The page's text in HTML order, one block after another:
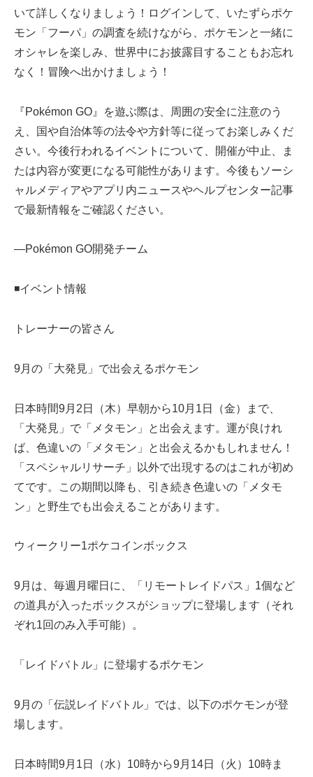
いて詳しくなりましょう！ログインして、いたずらポケ
モン「フーパ」の調査を続けながら、ポケモンと一緒に
オシャレを楽しみ、世界中にお披露目することもお忘れ
なく！冒険へ出かけましょう！
『Pokémon GO』を遊ぶ際は、周囲の安全に注意のう
え、国や自治体等の法令や方針等に従ってお楽しみくだ
さい。今後行われるイベントについて、開催が中止、ま
たは内容が変更になる可能性があります。今後もソーシ
ャルメディアやアプリ内ニュースやヘルプセンター記事
で最新情報をご確認ください。
—Pokémon GO開発チーム
◾️イベント情報
トレーナーの皆さん
9月の「大発見」で出会えるポケモン
日本時間9月2日（木）早朝から10月1日（金）まで、
「大発見」で「メタモン」と出会えます。運が良けれ
ば、色違いの「メタモン」と出会えるかもしれません！
「スペシャルリサーチ」以外で出現するのはこれが初め
てです。この期間以降も、引き続き色違いの「メタモ
ン」と野生でも出会えることがあります。
ウィークリー1ポケコインボックス
9月は、毎週月曜日に、「リモートレイドパス」1個など
の道具が入ったボックスがショップに登場します（それ
ぞれ1回のみ入手可能）。
「レイドバトル」に登場するポケモン
9月の「伝説レイドバトル」では、以下のポケモンが登
場します。
日本時間9月1日（水）10時から9月14日（火）10時ま